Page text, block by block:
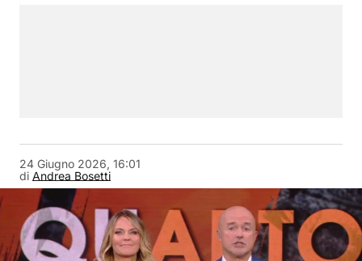
di Andrea Bosetti
24 Giugno 2026, 16:01